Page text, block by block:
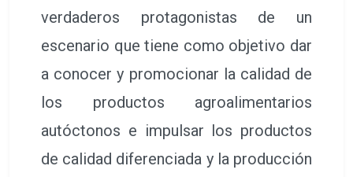
verdaderos protagonistas de un
escenario que tiene como objetivo dar
a conocer y promocionar la calidad de
los productos agroalimentarios
autóctonos e impulsar los productos
de calidad diferenciada y la producción